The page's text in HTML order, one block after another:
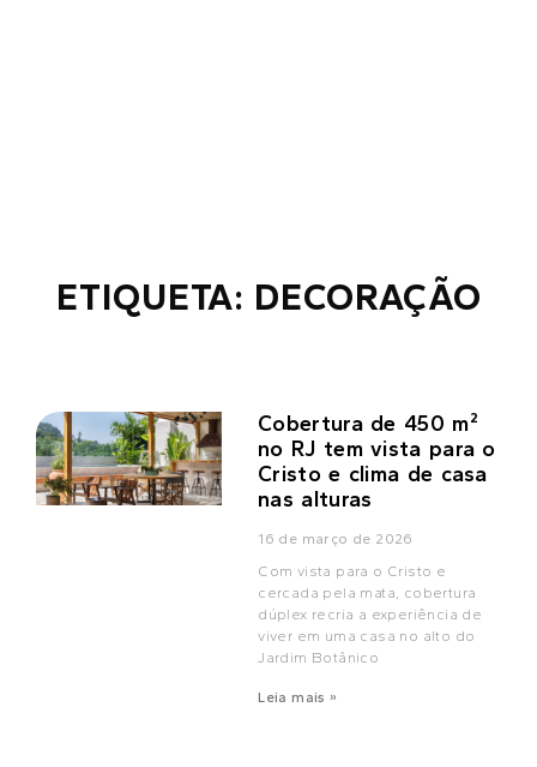
ETIQUETA: DECORAÇÃO
Cobertura de 450 m²
no RJ tem vista para o
Cristo e clima de casa
nas alturas
16 de março de 2026
Com vista para o Cristo e
cercada pela mata, cobertura
dúplex recria a experiência de
viver em uma casa no alto do
Jardim Botânico
Leia mais »